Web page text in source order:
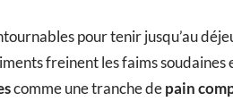
pour tenir jusqu’au
freinent les faims
comme une tranche depain